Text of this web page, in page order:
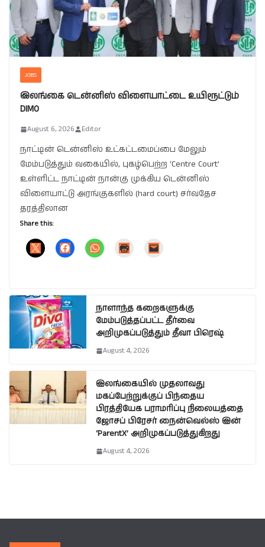
JOBS
இலங்கை டென்னிஸ் விளையாட்டை உயிரூட்டும்
DIMO
August 6, 2026 Editor
நாட்டின் டென்னிஸ் உட்கட்டமைப்பை மேலும்
மேம்படுத்தும் வகையில், புகழ்பெற்ற ‘Centre Court’
உள்ளிட்ட நாட்டின் நான்கு முக்கிய டென்னிஸ்
விளையாட்டு அரங்குகளில் (hard court) சர்வதேச
தரத்திலான
Share this:
நாளாந்த கறைகளுக்கு
மேம்படுத்தப்பட்ட தீர்வை
அறிமுகப்படுத்தும் தீவா பிரெஷ்
August 4, 2026
இலங்கையில் முதலாவது
மகப்பேற்றுக்குப் பிந்தைய
பிரத்தியேக பராமரிப்பு நிலையத்தை
ஜோசப் பிரேசர் நைன்வெல்ஸ் இன்
‘ParentX’ அறிமுகப்படுத்துகிறது
August 4, 2026